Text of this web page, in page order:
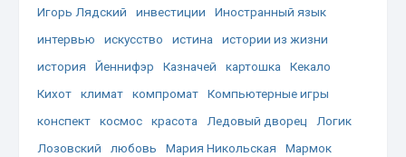
Игорь Лядский
инвестиции
Иностранный язык
интервью
искусство истина
истории из жизни
история
Йеннифэр Казначей картошка
Кекало
Кихот
климат компромат
Компьютерные игры
конспект
космос красота Ледовый дворец
Логик
Лозовский
любовь Мария Никольская
Мармок